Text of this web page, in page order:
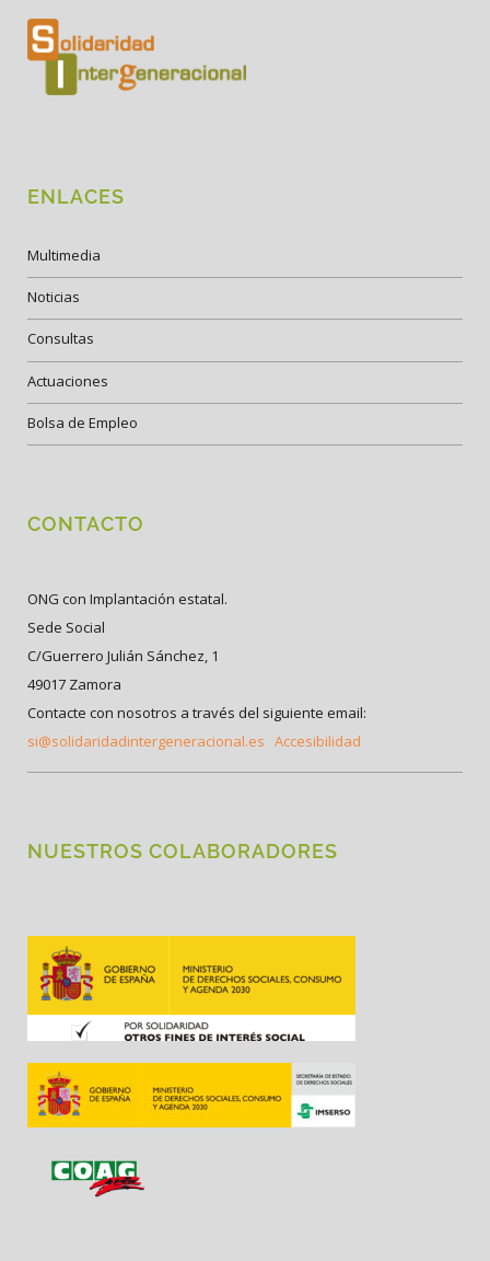
ENLACES
Multimedia
Noticias
Consultas
Actuaciones
Bolsa de Empleo
CONTACTO
ONG con Implantación estatal.
Sede Social
C/Guerrero Julián Sánchez, 1
49017 Zamora
Contacte con nosotros a través del siguiente email:
si@solidaridadintergeneracional.es Accesibilidad
NUESTROS COLABORADORES